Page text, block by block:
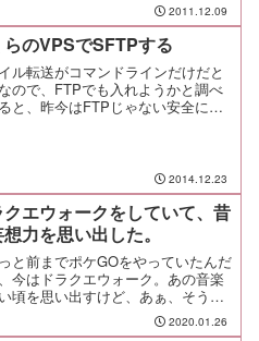
2011.12.09
らのVPSでSFTPする
ル転送がコマンドラインだけだと
ので、FTPでも入れようかと調べ
と、昨今はFTPじゃない安全にフ
2014.12.23
クエウォークをしていて、昔
力を思い出した。
と前までポケGOをやっていたんだ
今はドラクエウォーク。あの音楽
頃を思い出すけど、あぁ、そう言
って思い出したことがある。2020.01.26